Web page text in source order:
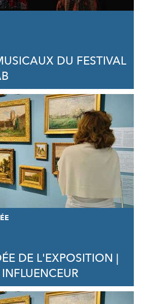
DU FESTIVAL
DE L'EXPOSITION |